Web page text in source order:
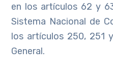
en los artículos 62 y
Sistema Nacional de
los artículos 250, 251
General.